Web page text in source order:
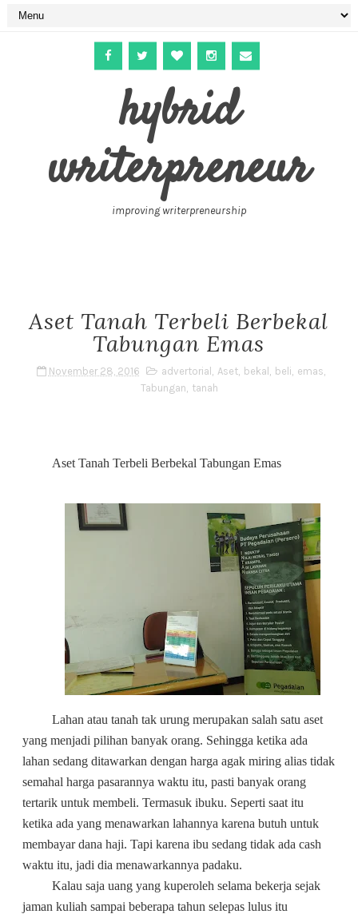
hybrid
writerpreneur
improving writerpreneurship
Aset Tanah Terbeli Berbekal
Tabungan Emas
November 28, 2016 advertorial , Aset, bekal , beli, emas,
Tabungan, tanah
Aset Tanah Terbeli Berbekal Tabungan Emas
Lahan atau tanah tak urung merupakan salah satu aset
yang menjadi pilihan banyak orang. Sehingga ketika ada
lahan sedang ditawarkan dengan harga agak miring alias tidak
semahal harga pasarannya waktu itu, pasti banyak orang
tertarik untuk membeli. Termasuk ibuku. Seperti saat itu
ketika ada yang menawarkan lahannya karena butuh untuk
membayar dana haji. Tapi karena ibu sedang tidak ada cash
waktu itu, jadi dia menawarkannya padaku.
Kalau saja uang yang kuperoleh selama bekerja sejak
jaman kuliah sampai beberapa tahun selepas lulus itu